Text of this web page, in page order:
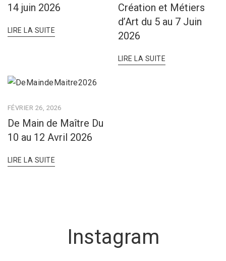
14 juin 2026
LIRE LA SUITE
Création et Métiers
d’Art du 5 au 7 Juin
2026
LIRE LA SUITE
FÉVRIER 26, 2026
De Main de Maître Du
10 au 12 Avril 2026
LIRE LA SUITE
Instagram